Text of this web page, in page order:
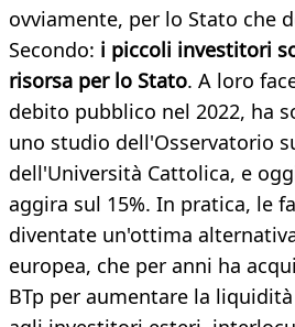
ovviamente, per lo Stato che
Secondo: i piccoli investitori
risorsa per lo Stato. A loro
debito pubblico nel 2022, ha
uno studio dell'Osservatorio
dell'Università Cattolica, e
aggira sul 15%. In pratica, le
diventate un'ottima
europea, che per anni ha
BTp per aumentare la